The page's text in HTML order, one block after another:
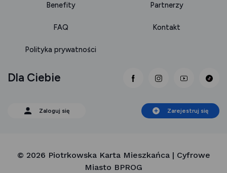
Benefity Partnerzy
FAQ Kontakt
Polityka prywatności
link otwiera się nowej
link otwiera się
link
Dla Ciebie
Zaloguj się Zarejestruj się
© 2026 Piotrkowska Karta Mieszkańca | Cyfrowe
Miasto BPROG